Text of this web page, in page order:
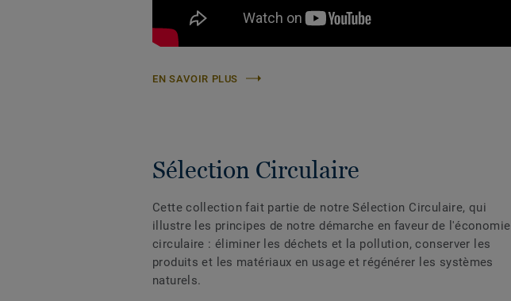
EN SAVOIR PLUS
Sélection Circulaire
Cette collection fait partie de notre Sélection Circulaire, qui
illustre les principes de notre démarche en faveur de l'économie
circulaire : éliminer les déchets et la pollution, conserver les
produits et les matériaux en usage et régénérer les systèmes
naturels.